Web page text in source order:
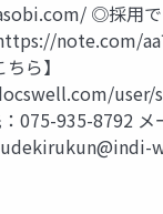
◎採用で
note.com/
ら】
user/
075-935-8792 メ